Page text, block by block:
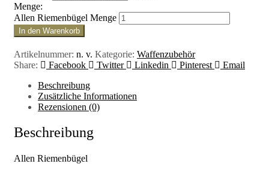
Menge:
Allen Riemenbügel Menge
In den Warenkorb
Artikelnummer: n. v. Kategorie: Waffenzubehör
Share:
Facebook Twitter Linkedin Pinterest
Email
Beschreibung
Zusätzliche Informationen
Rezensionen (0)
Beschreibung
Allen Riemenbügel